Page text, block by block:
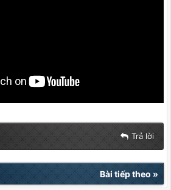
Trả lời
Bài tiếp theo»